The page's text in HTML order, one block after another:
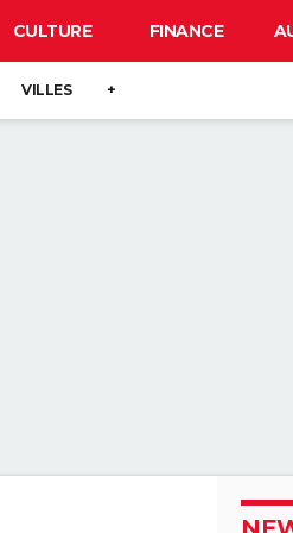
CULTURE FINANCE
VILLES +